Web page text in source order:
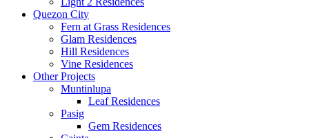
Quezon City
Fern at Grass Residences
Glam Residences
Hill Residences
Vine Residences
Other Projects
Muntinlupa
Leaf Residences
Pasig
Gem Residences